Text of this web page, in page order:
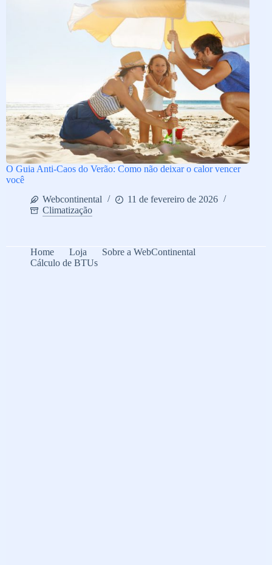
O Guia Anti-Caos do Verão: Como não deixar o calor vencer
você
Webcontinental
11 de fevereiro de 2026
Climatização
Home Loja
Sobre a WebContinental
Cálculo de BTUs